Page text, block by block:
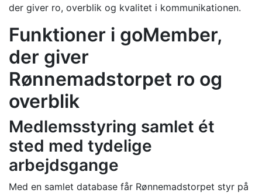
der giver ro, overblik og kvalitet i kommunikationen.
Funktioner i goMember,
der giver
Rønnemadstorpet ro og
overblik
Medlemsstyring samlet ét
sted med tydelige
arbejdsgange
Med en samlet database får Rønnemadstorpet styr på